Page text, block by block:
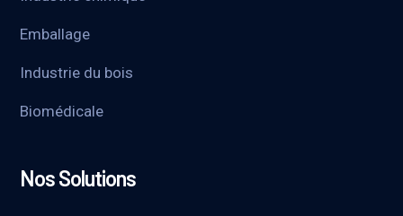
Emballage
Industrie du bois
Biomédicale
Nos Solutions